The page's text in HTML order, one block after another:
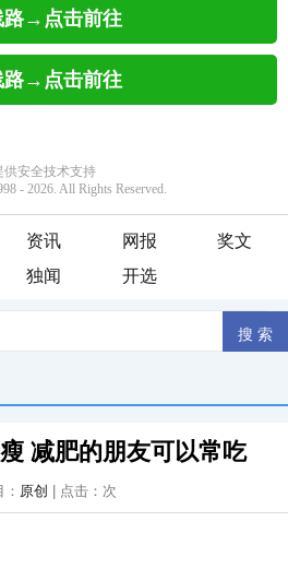
资讯 网报
奖文
独闻 开选
减肥的朋友可以常吃
原创 | 点击： 次